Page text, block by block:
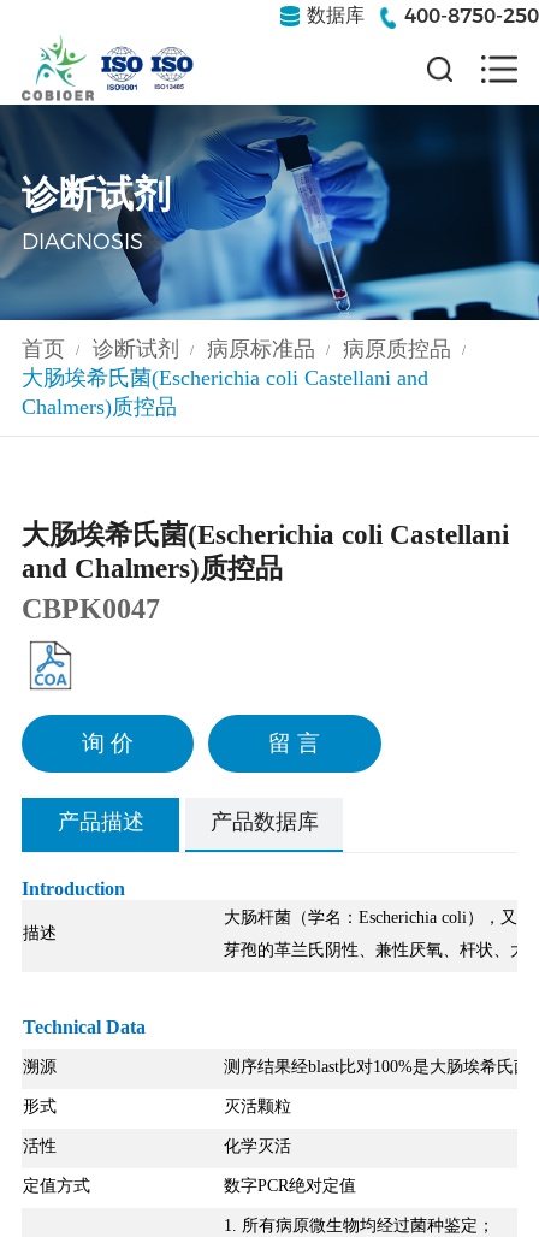
数据库 400-8750-250
诊断试剂
DIAGNOSIS
首页 / 诊断试剂 / 病原标准品 / 病原质控品 /
大肠埃希氏菌(Escherichia coli Castellani and
Chalmers)质控品
大肠埃希氏菌(Escherichia coli Castellani
and Chalmers)质控品
CBPK0047
询 价 留 言
产品描述 产品数据库
Introduction
描述
大肠杆菌（学名：Escherichia coli），又
芽孢的革兰氏阴性、兼性厌氧、杆状、大
Technical Data
溯源 测序结果经blast比对100%是大肠埃希氏菌
形式 灭活颗粒
活性 化学灭活
定值方式 数字PCR绝对定值
1. 所有病原微生物均经过菌种鉴定；